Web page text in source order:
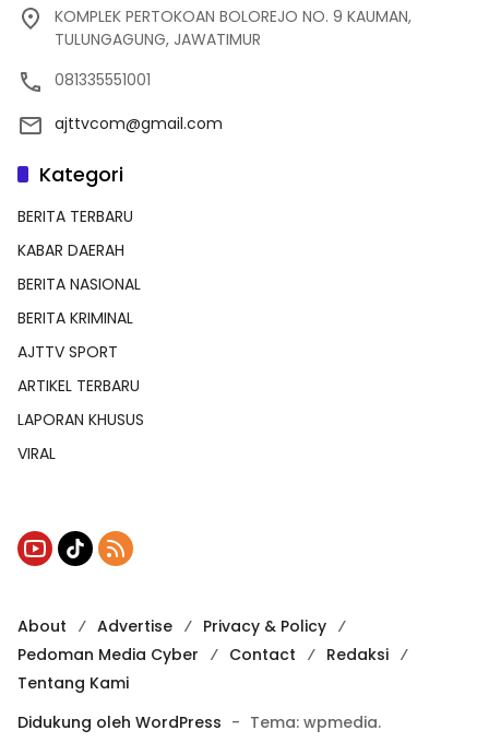
KOMPLEK PERTOKOAN BOLOREJO NO. 9 KAUMAN,
TULUNGAGUNG, JAWATIMUR
081335551001
ajttvcom@gmail.com
Kategori
BERITA TERBARU
KABAR DAERAH
BERITA NASIONAL
BERITA KRIMINAL
AJTTV SPORT
ARTIKEL TERBARU
LAPORAN KHUSUS
VIRAL
About Advertise
Privacy & Policy
Pedoman Media Cyber
Contact
Redaksi
Tentang Kami
Didukung oleh WordPress - Tema: wpmedia.